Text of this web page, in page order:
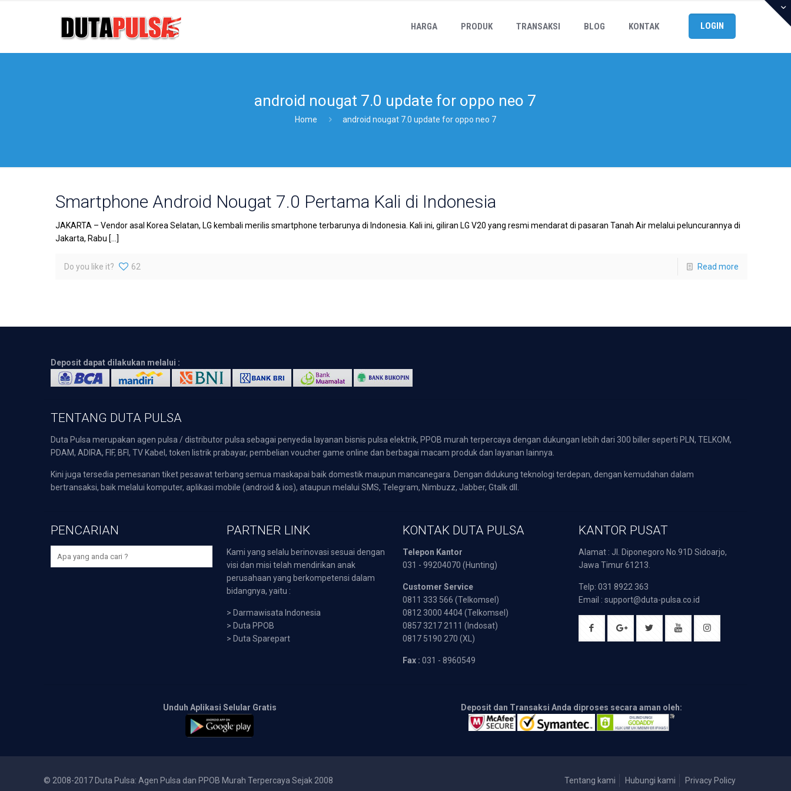
HARGA PRODUK TRANSAKSI BLOG KONTAK LOGIN
android nougat 7.0 update for oppo neo 7
Home android nougat 7.0 update for oppo neo 7
Smartphone Android Nougat 7.0 Pertama Kali di Indonesia
JAKARTA – Vendor asal Korea Selatan, LG kembali merilis smartphone terbarunya di Indonesia. Kali ini, giliran LG V20 yang resmi mendarat di pasaran Tanah Air melalui peluncurannya di
Jakarta, Rabu […]
Do you like it? 62 Read more
Deposit dapat dilakukan melalui :
TENTANG DUTA PULSA
Duta Pulsa merupakan agen pulsa / distributor pulsa sebagai penyedia layanan bisnis pulsa elektrik, PPOB murah terpercaya dengan dukungan lebih dari 300 biller seperti PLN, TELKOM,
PDAM, ADIRA, FIF, BFI, TV Kabel, token listrik prabayar, pembelian voucher game online dan berbagai macam produk dan layanan lainnya.
Kini juga tersedia pemesanan tiket pesawat terbang semua maskapai baik domestik maupun mancanegara. Dengan didukung teknologi terdepan, dengan kemudahan dalam
bertransaksi, baik melalui komputer, aplikasi mobile (android & ios), ataupun melalui SMS, Telegram, Nimbuzz, Jabber, Gtalk dll.
PENCARIAN PARTNER LINK
Kami yang selalu berinovasi sesuai dengan
visi dan misi telah mendirikan anak
perusahaan yang berkompetensi dalam
bidangnya, yaitu :
> Darmawisata Indonesia
> Duta PPOB
> Duta Sparepart
KONTAK DUTA PULSA
Telepon Kantor
031 - 99204070 (Hunting)
Customer Service
0811 333 566 (Telkomsel)
0812 3000 4404 (Telkomsel)
0857 3217 2111 (Indosat)
0817 5190 270 (XL)
Fax : 031 - 8960549
KANTOR PUSAT
Alamat : Jl. Diponegoro No.91D Sidoarjo,
Jawa Timur 61213.
Telp: 031 8922 363
Email : support@duta-pulsa.co.id
Unduh Aplikasi Selular Gratis Deposit dan Transaksi Anda diproses secara aman oleh:
© 2008-2017 Duta Pulsa: Agen Pulsa dan PPOB Murah Terpercaya Sejak 2008 Tentang kami Hubungi kami Privacy Policy